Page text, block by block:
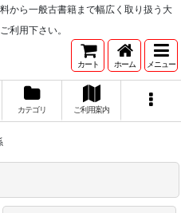
から一般古書籍まで幅広く取り扱う大
利用下さい。
カート ホーム メニュー
カテゴリ ご利用案内